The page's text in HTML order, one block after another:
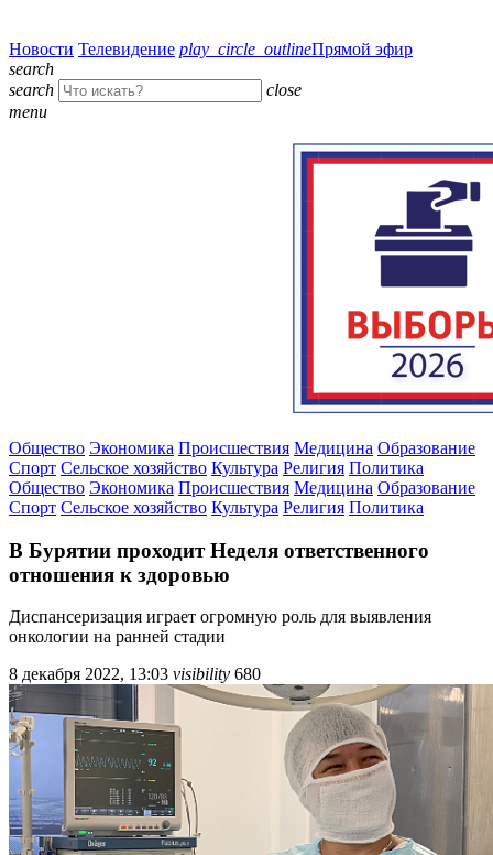
Новости Телевидение play_circle_outlineПрямой эфир
search
search
close
menu
Общество Экономика Происшествия Медицина Образование
Спорт Сельское хозяйство Культура Религия Политика
Общество Экономика Происшествия Медицина Образование
Спорт Сельское хозяйство Культура Религия Политика
В Бурятии проходит Неделя ответственного
отношения к здоровью
Диспансеризация играет огромную роль для выявления
онкологии на ранней стадии
8 декабря 2022, 13:03 visibility 680